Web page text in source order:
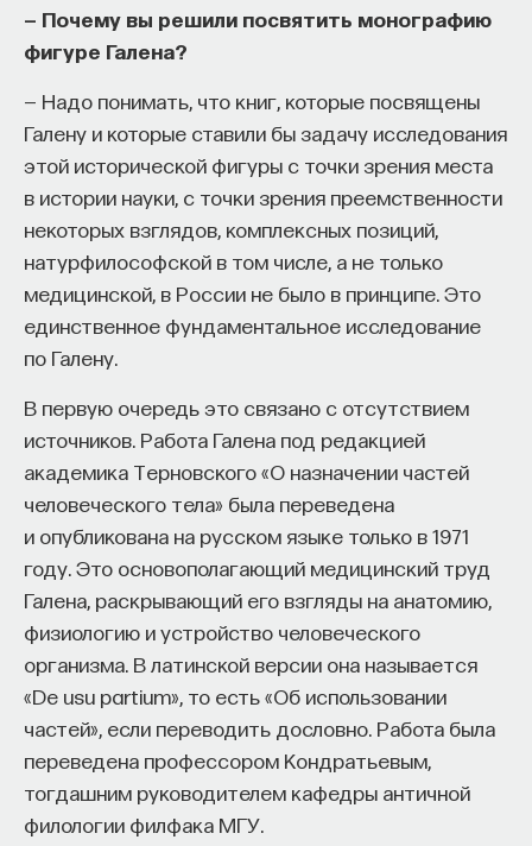
— Почему вы решили посвятить монографию
фигуре Галена?
— Надо понимать, что книг, которые посвящены
Галену и которые ставили бы задачу исследования
этой исторической фигуры с точки зрения места
в истории науки, с точки зрения преемственности
некоторых взглядов, комплексных позиций,
натурфилософской в том числе, а не только
медицинской, в России не было в принципе. Это
единственное фундаментальное исследование
по Галену.
В первую очередь это связано с отсутствием
источников. Работа Галена под редакцией
академика Терновского «О назначении частей
человеческого тела» была переведена
и опубликована на русском языке только в 1971
году. Это основополагающий медицинский труд
Галена, раскрывающий его взгляды на анатомию,
физиологию и устройство человеческого
организма. В латинской версии она называется
«De usu partium», то есть «Об использовании
частей», если переводить дословно. Работа была
переведена профессором Кондратьевым,
тогдашним руководителем кафедры античной
филологии филфака МГУ.
работы нашего организма
мозга
— Понимать причины нейро- и психопатологий
— Осознавать связь своего поведения
и эмоций с активностью нейромедиаторов
мозга
Автор курса:Вячеслав Дубынин — доктор
биологических наук, профессор кафедры
факультета МГУ им. М.В. Ломоносова
3/10/2025
НАПИСАТЬ НАМ
НАД МАТЕРИАЛОМ РАБОТАЛИ
Вячеслав Дубынин
кафедры физиологии человека и животных
биологического факультета МГУ
им. М. В. Ломоносова, специалист в области
физиологии мозга